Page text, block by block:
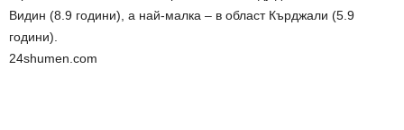
Видин (8.9 години), а най-малка – в област Кърджали (5.9
години).
24shumen.com